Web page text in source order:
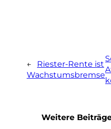
←
Riester-Rente ist
Wachstumsbremse
Weitere